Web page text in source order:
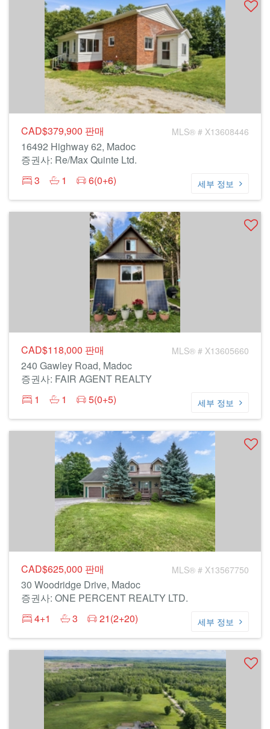
CAD$379,900 판매 MLS® # X13608446
16492 Highway 62, Madoc
증권사: Re/Max Quinte Ltd.
3
1 6(0+6) 세부 정보
CAD$118,000 판매 MLS® # X13605660
240 Gawley Road, Madoc
증권사: FAIR AGENT REALTY
1
1 5(0+5) 세부 정보
CAD$625,000 판매 MLS® # X13567750
30 Woodridge Drive, Madoc
증권사: ONE PERCENT REALTY LTD.
4+1
3 21(2+20) 세부 정보